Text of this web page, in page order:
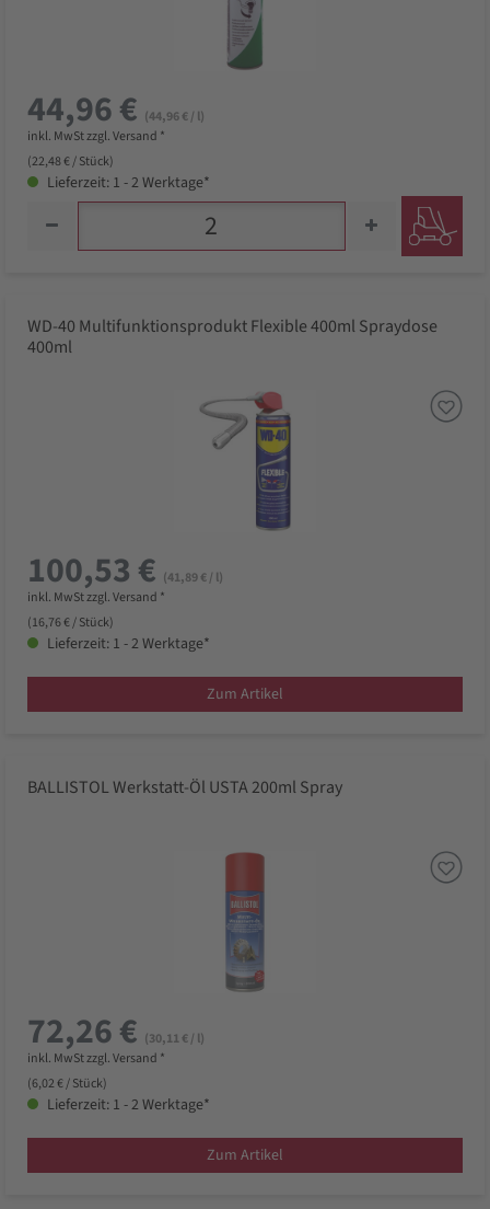
44,96 € (44,96 € / l)
inkl. MwSt zzgl. Versand *
(22,48 € / Stück)
Lieferzeit: 1 - 2 Werktage*
WD-40 Multifunktionsprodukt Flexible 400ml Spraydose
400ml
100,53 € (41,89 € / l)
inkl. MwSt zzgl. Versand *
(16,76 € / Stück)
Lieferzeit: 1 - 2 Werktage*
Zum Artikel
BALLISTOL Werkstatt-Öl USTA 200ml Spray
72,26 € (30,11 € / l)
inkl. MwSt zzgl. Versand *
(6,02 € / Stück)
Lieferzeit: 1 - 2 Werktage*
Zum Artikel